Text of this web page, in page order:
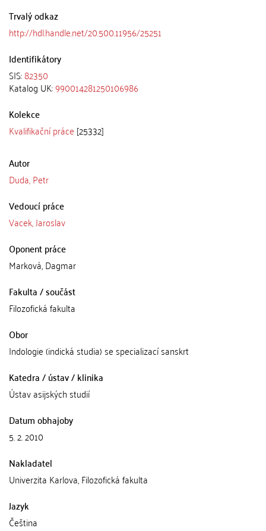
Trvalý odkaz
http://hdl.handle.net/20.500.11956/25251
Identifikátory
SIS:82350
Katalog UK:990014281250106986
Kolekce
Kvalifikační práce [25332]
Autor
Duda, Petr
Vedoucí práce
Vacek, Jaroslav
Oponent práce
Marková, Dagmar
Fakulta / součást
Filozofická fakulta
Obor
Indologie (indická studia) se specializací sanskrt
Katedra / ústav / klinika
Ústav asijských studií
Datum obhajoby
5. 2. 2010
Nakladatel
Univerzita Karlova, Filozofická fakulta
Jazyk
Čeština